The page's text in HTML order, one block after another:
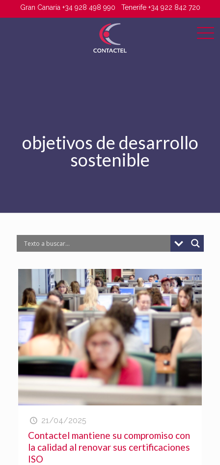
Gran Canaria +34 928 498 990 Tenerife +34 922 842 720
objetivos de desarrollo
sostenible
21/04/2025
Contactel mantiene su compromiso con
la calidad al renovar sus certificaciones
ISO